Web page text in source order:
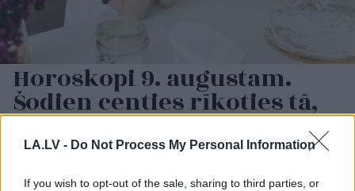
LA.LV - Do Not Process My Personal Information
If you wish to opt-out of the sale, sharing to third parties, or
Horoskopi 9. augustam.
Šodien centies rīkoties tā,
kā tev pašam šķiet pareizi
Nosauktināvējošākie automobiļi uz